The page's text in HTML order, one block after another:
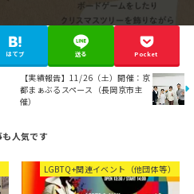
はてブ 送る Pocket
【実績報告】11/26（土）開催：京
都まぁぶるスペース（長岡京市主
催）
LGBTQ+関連イベント（他団体等）